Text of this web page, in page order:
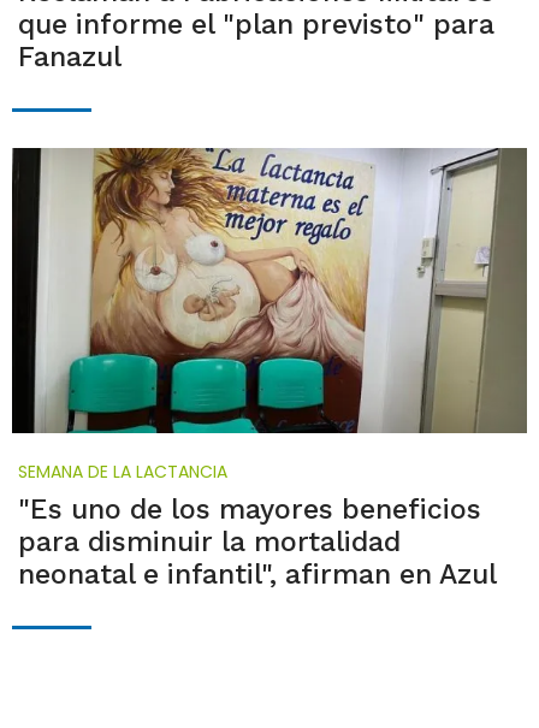
que informe el "plan previsto" para
Fanazul
SEMANA DE LA LACTANCIA
"Es uno de los mayores beneficios
para disminuir la mortalidad
neonatal e infantil", afirman en Azul